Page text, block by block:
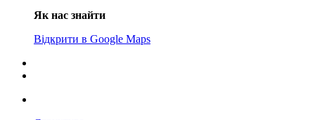
Як нас знайти
Відкрити в Google Maps